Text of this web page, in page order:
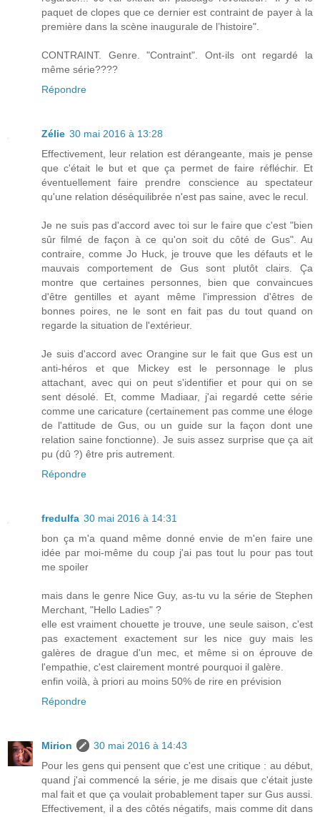
paquet de clopes que ce dernier est contraint de payer à la
première dans la scène inaugurale de l’histoire".
CONTRAINT. Genre. "Contraint". Ont-ils ont regardé la
même série????
Répondre
Zélie 30 mai 2016 à 13:28
Effectivement, leur relation est dérangeante, mais je pense
que c'était le but et que ça permet de faire réfléchir. Et
éventuellement faire prendre conscience au spectateur
qu'une relation déséquilibrée n'est pas saine, avec le recul.
Je ne suis pas d'accord avec toi sur le faire que c'est "bien
sûr filmé de façon à ce qu'on soit du côté de Gus". Au
contraire, comme Jo Huck, je trouve que les défauts et le
mauvais comportement de Gus sont plutôt clairs. Ça
montre que certaines personnes, bien que convaincues
d'être gentilles et ayant même l'impression d'êtres de
bonnes poires, ne le sont en fait pas du tout quand on
regarde la situation de l'extérieur.
Je suis d'accord avec Orangine sur le fait que Gus est un
anti-héros et que Mickey est le personnage le plus
attachant, avec qui on peut s'identifier et pour qui on se
sent désolé. Et, comme Madiaar, j'ai regardé cette série
comme une caricature (certainement pas comme une éloge
de l'attitude de Gus, ou un guide sur la façon dont une
relation saine fonctionne). Je suis assez surprise que ça ait
pu (dû ?) être pris autrement.
Répondre
fredulfa 30 mai 2016 à 14:31
bon ça m'a quand même donné envie de m'en faire une
idée par moi-même du coup j'ai pas tout lu pour pas tout
me spoiler
mais dans le genre Nice Guy, as-tu vu la série de Stephen
Merchant, "Hello Ladies" ?
elle est vraiment chouette je trouve, une seule saison, c'est
pas exactement exactement sur les nice guy mais les
galères de drague d'un mec, et même si on éprouve de
l'empathie, c'est clairement montré pourquoi il galère.
enfin voilà, à priori au moins 50% de rire en prévision
Répondre
Mirion
30 mai 2016 à 14:43
Pour les gens qui pensent que c'est une critique : au début,
quand j'ai commencé la série, je me disais que c'était juste
mal fait et que ça voulait probablement taper sur Gus aussi.
Effectivement, il a des côtés négatifs, mais comme dit dans